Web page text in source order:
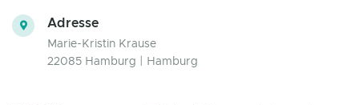
Adresse
Marie-Kristin Krause
22085 Hamburg | Hamburg